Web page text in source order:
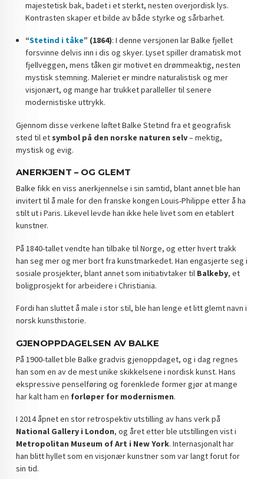
majestetisk bak, badet i et sterkt, nesten overjordisk lys.
Kontrasten skaper et bilde av både styrke og sårbarhet.
“Stetind i tåke” (1864): I denne versjonen lar Balke fjellet
forsvinne delvis inn i dis og skyer. Lyset spiller dramatisk mot
fjellveggen, mens tåken gir motivet en drømmeaktig, nesten
mystisk stemning. Maleriet er mindre naturalistisk og mer
visjonært, og mange har trukket paralleller til senere
modernistiske uttrykk.
Gjennom disse verkene løftet Balke Stetind fra et geografisk
sted til et symbol på den norske naturen selv– mektig,
mystisk og evig.
ANERKJENT – OG GLEMT
Balke fikk en viss anerkjennelse i sin samtid, blant annet ble han
invitert til å male for den franske kongen Louis-Philippe etter å ha
stilt ut i Paris. Likevel levde han ikke hele livet som en etablert
kunstner.
På 1840-tallet vendte han tilbake til Norge, og etter hvert trakk
han seg mer og mer bort fra kunstmarkedet. Han engasjerte seg i
sosiale prosjekter, blant annet som initiativtaker til Balkeby, et
boligprosjekt for arbeidere i Christiania.
Fordi han sluttet å male i stor stil, ble han lenge et litt glemt navn i
norsk kunsthistorie.
GJENOPPDAGELSEN AV BALKE
På 1900-tallet ble Balke gradvis gjenoppdaget, og i dag regnes
han som en av de mest unike skikkelsene i nordisk kunst. Hans
ekspressive penselføring og forenklede former gjør at mange
har kalt ham en forløper for modernismen.
I 2014 åpnet en stor retrospektiv utstilling av hans verk på
National Gallery i London, og året etter ble utstillingen vist i
Metropolitan Museum of Art i New York. Internasjonalt har
han blitt hyllet som en visjonær kunstner som var langt forut for
sin tid.